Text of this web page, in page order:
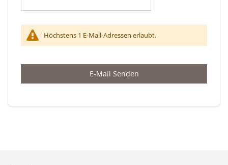
Höchstens 1 E-Mail-Adressen erlaubt.
E-Mail Senden